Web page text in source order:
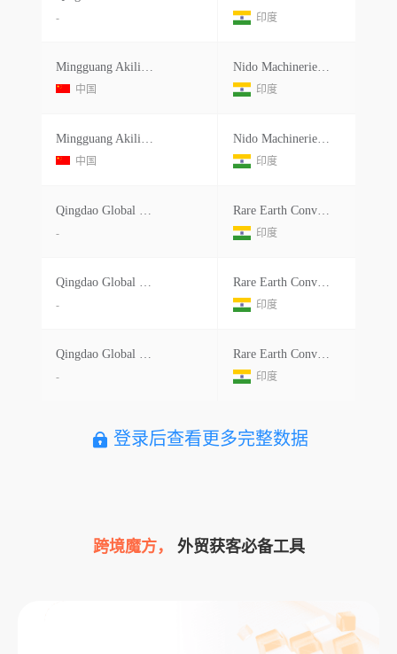
- 印度
Mingguang Akili Technology Co.ltd
中国
Nido Machineries Pvt Ltd.
印度
Mingguang Akili Technology Co.ltd
中国
Nido Machineries Pvt Ltd.
印度
Qingdao Global Belting Co.ltd.
-
Rare Earth Conveyors Pvt Ltd.
印度
Qingdao Global Belting Co.ltd.
-
Rare Earth Conveyors Pvt Ltd.
印度
Qingdao Global Belting Co.ltd.
-
Rare Earth Conveyors Pvt Ltd.
印度
登录后查看更多完整数据
跨境魔方， 外贸获客必备工具